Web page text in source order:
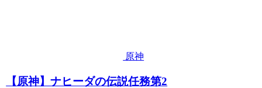
原神
【原神】ナヒーダの伝説任務第2